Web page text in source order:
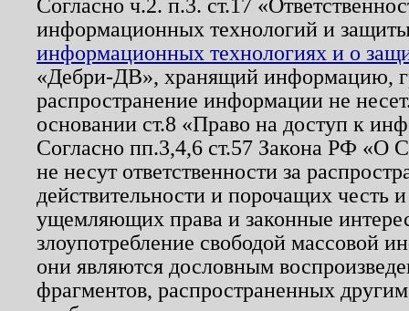
Согласно ч.2. п.3. ст.17
информационных технологий и
информационных технологиях и о
«Дебри-ДВ», хранящий информацию,
распространение информации не
основании ст.8 «Право на доступ к
Согласно пп.3,4,6 ст.57 Закона РФ «О
не несут ответственности за
действительности и порочащих честь
ущемляющих права и законные
злоупотребление свободой массовой
они являются дословным
фрагментов, распространенных